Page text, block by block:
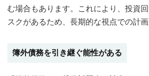
む場合もあります。これにより、投資
スクがあるため、長期的な視点での計画
簿外債務を引き継ぐ能性がある